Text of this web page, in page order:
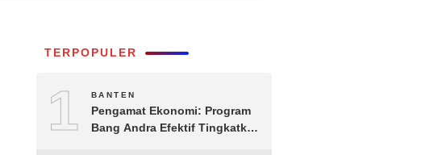
TERPOPULER
1 BANTEN
Pengamat Ekonomi: Program
Bang Andra Efektif Tingkatkan